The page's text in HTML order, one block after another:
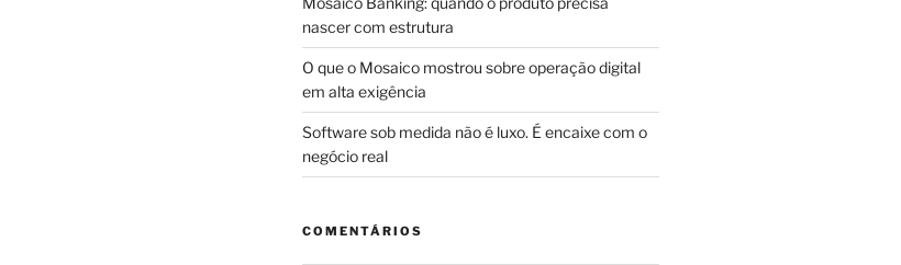
nascer com estrutura
O que o Mosaico mostrou sobre operação digital
em alta exigência
Software sob medida não é luxo. É encaixe com o
negócio real
COMENTÁRIOS